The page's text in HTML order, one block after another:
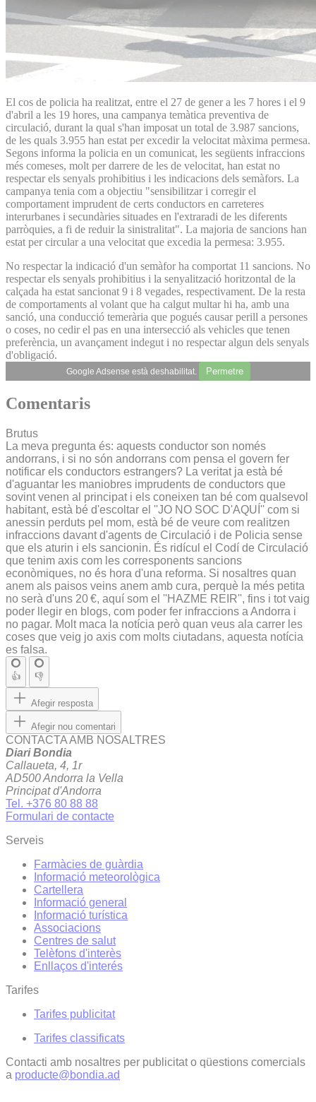
El cos de policia ha realitzat, entre el 27 de gener a les 7 hores i el 9
d'abril a les 19 hores, una campanya temàtica preventiva de
circulació, durant la qual s'han imposat un total de 3.987 sancions,
de les quals 3.955 han estat per excedir la velocitat màxima permesa.
Segons informa la policia en un comunicat, les següents infraccions
més comeses, molt per darrere de les de velocitat, han estat no
respectar els senyals prohibitius i les indicacions dels semàfors. La
campanya tenia com a objectiu "sensibilitzar i corregir el
comportament imprudent de certs conductors en carreteres
interurbanes i secundàries situades en l'extraradi de les diferents
parròquies, a fi de reduir la sinistralitat". La majoria de sancions han
estat per circular a una velocitat que excedia la permesa: 3.955.
No respectar la indicació d'un semàfor ha comportat 11 sancions. No
respectar els senyals prohibitius i la senyalització horitzontal de la
calçada ha estat sancionat 9 i 8 vegades, respectivament. De la resta
de comportaments al volant que ha calgut multar hi ha, amb una
sanció, una conducció temerària que pogués causar perill a persones
o coses, no cedir el pas en una intersecció als vehicles que tenen
preferència, un avançament indegut i no respectar algun dels senyals
d'obligació.
Google Adsense està deshabilitat. Permetre
Comentaris
Brutus
La meva pregunta és: aquests conductor son només
andorrans, i si no són andorrans com pensa el govern fer
notificar els conductors estrangers? La veritat ja està bé
d'aguantar les maniobres imprudents de conductors que
sovint venen al principat i els coneixen tan bé com qualsevol
habitant, està bé d'escoltar el ''JO NO SOC D'AQUÍ'' com si
anessin perduts pel mom, està bé de veure com realitzen
infraccions davant d'agents de Circulació i de Policia sense
que els aturin i els sancionin. És ridícul el Codí de Circulació
que tenim axis com les corresponents sancions
econòmiques, no és hora d'una reforma. Si nosaltres quan
anem als paisos veins anem amb cura, perquè la més petita
no serà d'uns 20 €, aquí som el ''HAZME REIR'', fins i tot vaig
poder llegir en blogs, com poder fer infraccions a Andorra i
no pagar. Molt maca la notícia però quan veus ala carrer les
coses que veig jo axis com molts ciutadans, aquesta notícia
es falsa.
👍 👎
Afegir resposta
Afegir nou comentari
CONTACTA AMB NOSALTRES
Diari Bondia
Callaueta, 4, 1r
AD500 Andorra la Vella
Principat d'Andorra
Tel. +376 80 88 88
Formulari de contacte
Serveis
Farmàcies de guàrdia
Informació meteorològica
Cartellera
Informació general
Informació turística
Associacions
Centres de salut
Telèfons d'interès
Enllaços d'interés
Tarifes
Tarifes publicitat
Tarifes classificats
Contacti amb nosaltres per publicitat o qüestions comercials
a producte@bondia.ad